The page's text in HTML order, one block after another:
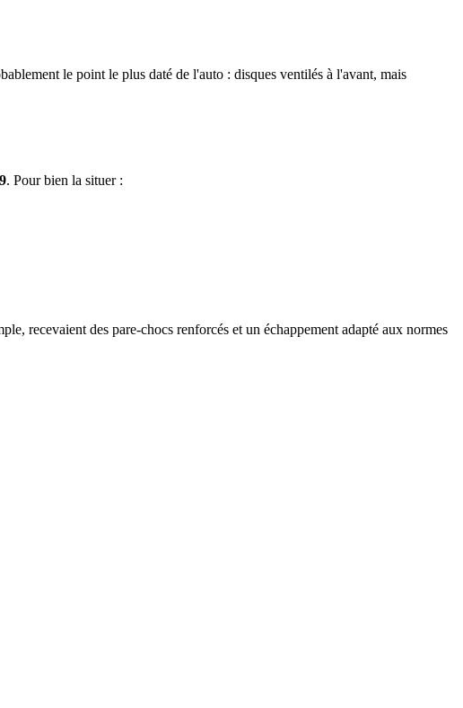
le point le plus daté de l'auto : disques ventilés à l'avant, mais
. Pour bien la situer :
recevaient des pare-chocs renforcés et un échappement adapté aux normes